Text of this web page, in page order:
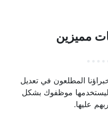
مميزين
المطلعون في تعديل
ليستخدمها موظفوك بشكل
عليها.